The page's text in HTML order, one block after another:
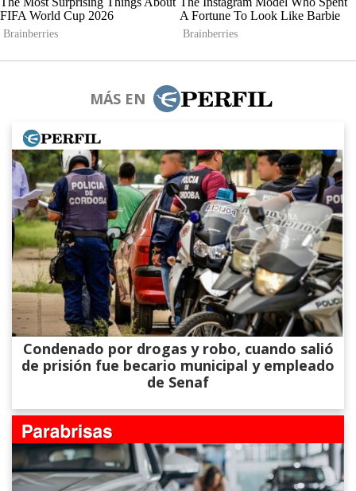
MÁS EN
Condenado por drogas y robo, cuando salió
de prisión fue becario municipal y empleado
de Senaf